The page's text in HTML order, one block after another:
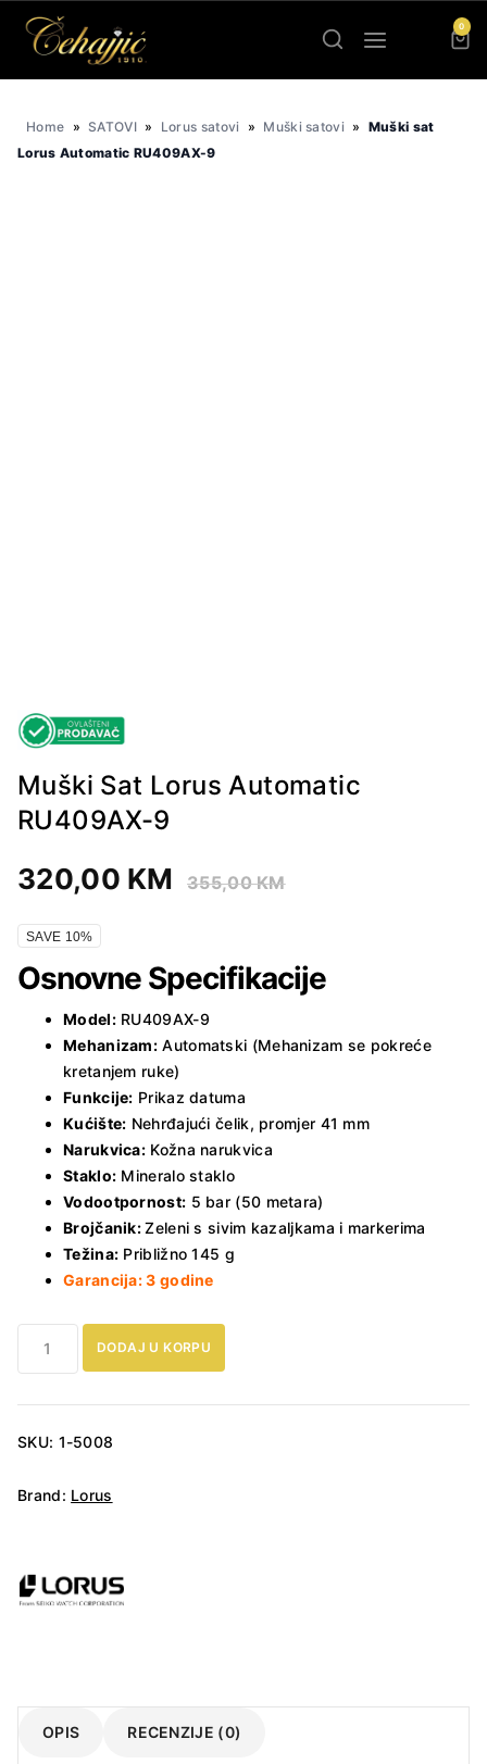
0
Home » SATOVI » Lorus satovi » Muški satovi » Muški sat
Lorus Automatic RU409AX-9
Muški Sat Lorus Automatic
RU409AX-9
320,00 KM 355,00KM
SAVE 10%
Osnovne Specifikacije
Model:RU409AX-9
Mehanizam: Automatski (Mehanizam se pokreće
kretanjem ruke)
Funkcije: Prikaz datuma
Kućište: Nehrđajući čelik, promjer 41 mm
Narukvica: Kožna narukvica
Staklo: Mineralo staklo
Vodootpornost: 5 bar (50 metara)
Brojčanik:Zeleni s sivim kazaljkama i markerima
Težina: Približno 145 g
Garancija: 3 godine
RU409AX-
količina
DODAJ U KORPU
SKU: 1-5008
Brand: Lorus
OPIS RECENZIJE (0)